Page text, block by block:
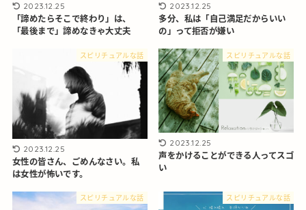
2023.12.25
「諦めたらそこで終わり」は、
「最後まで」諦めなきゃ大丈夫
2023.12.25
多分、私は「自己満足だからいい
の」って拒否が嫌い
スピリチュアルな話
2023.12.25
女性の皆さん、ごめんなさい。私
は女性が怖いです。
スピリチュアルな話
2023.12.25
声をかけることができる人ってスゴ
い
スピリチュアルな話 スピリチュアルな話